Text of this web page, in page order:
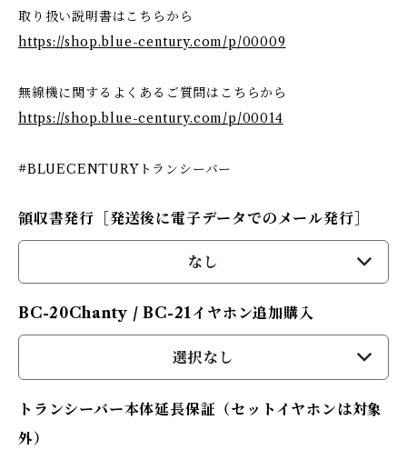
取り扱い説明書はこちらから
https://shop.blue-century.com/p/00009
無線機に関するよくあるご質問はこちらから
https://shop.blue-century.com/p/00014
#BLUECENTURYトランシーバー
領収書発行［発送後に電子データでのメール発行］
なし
BC-20Chanty / BC-21イヤホン追加購入
選択なし
トランシーバー本体延長保証（セットイヤホンは対象
外）